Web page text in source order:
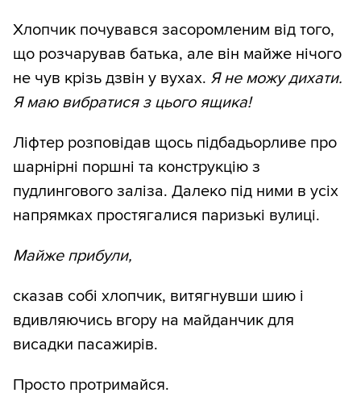
Хлопчик почувався засоромленим від того,
що розчарував батька, але він майже нічого
не чув крізь дзвін у вухах. Я не можу дихати.
Я маю вибратися з цього ящика!
Ліфтер розповідав щось підбадьорливе про
шарнірні поршні та конструкцію з
пудлингового заліза. Далеко під ними в усіх
напрямках простягалися паризькі вулиці.
Майже прибули,
сказав собі хлопчик, витягнувши шию і
вдивляючись вгору на майданчик для
висадки пасажирів.
Просто протримайся.